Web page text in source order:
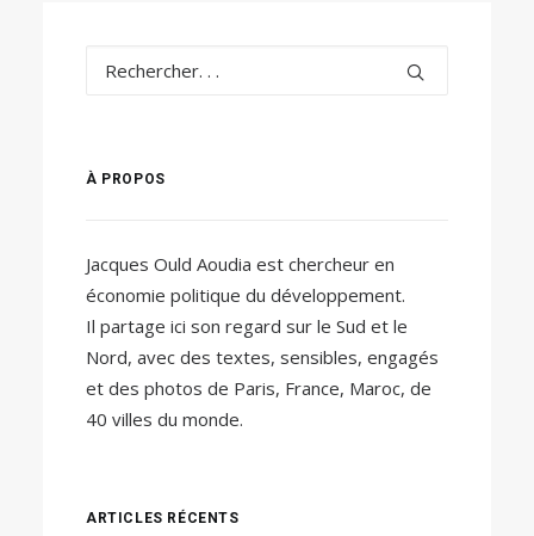
À PROPOS
Jacques Ould Aoudia est chercheur en
économie politique du développement.
Il partage ici son regard sur le Sud et le
Nord, avec des textes, sensibles, engagés
et des photos de Paris, France, Maroc, de
40 villes du monde.
ARTICLES RÉCENTS